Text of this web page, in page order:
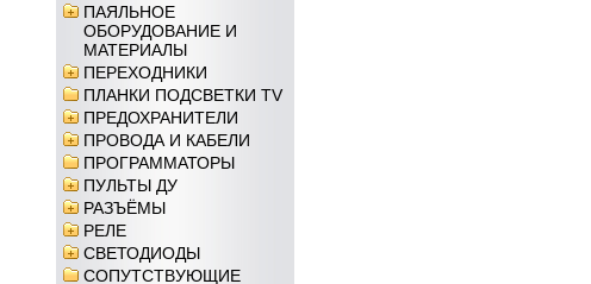
ПАЯЛЬНОЕ
ОБОРУДОВАНИЕ И
МАТЕРИАЛЫ
ПЕРЕХОДНИКИ
ПЛАНКИ ПОДСВЕТКИ TV
ПРЕДОХРАНИТЕЛИ
ПРОВОДА И КАБЕЛИ
ПРОГРАММАТОРЫ
ПУЛЬТЫ ДУ
РАЗЪЁМЫ
РЕЛЕ
СВЕТОДИОДЫ
СОПУТСТВУЮЩИЕ